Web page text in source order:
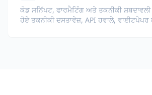
ਕੋਡ ਸਨਿੱਪਟ, ਫਾਰਮੈਟਿੰਗ ਅਤੇ ਤਕਨੀਕੀ
ਹੋਏ ਤਕਨੀਕੀ ਦਸਤਾਵੇਜ਼, API ਹਵਾਲੇ,